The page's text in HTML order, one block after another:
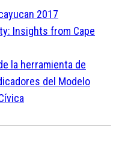
2017
Insights from Cape
la herramienta de
del Modelo